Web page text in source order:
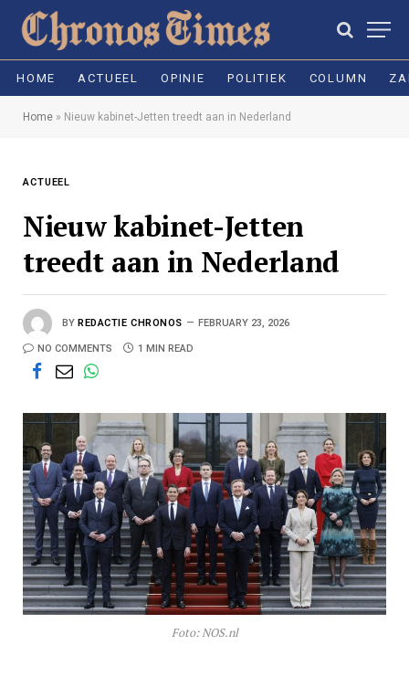
HOME ACTUEEL OPINIE POLITIEK COLUMN
Home » Nieuw kabinet-Jetten treedt aan in Nederland
ACTUEEL
Nieuw kabinet-Jetten
treedt aan in Nederland
BY REDACTIE CHRONOS FEBRUARY 23, 2026
NO COMMENTS 1 MIN READ
Foto: NOS.nl